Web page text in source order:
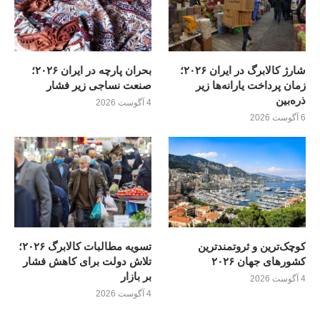
شارژ کالابرگ در ایران ۲۰۲۶؛
زمان پرداخت یارانه‌ها زیر
ذره‌بین
6 آگوست 2026
بحران پارچه در ایران ۲۰۲۶؛
صنعت نساجی زیر فشار
4 آگوست 2026
کوچک‌ترین و ثروتمندترین
کشورهای جهان ۲۰۲۶
4 آگوست 2026
تسویه مطالبات کالابرگ ۲۰۲۶؛
تلاش دولت برای کاهش فشار
بر بازار
4 آگوست 2026